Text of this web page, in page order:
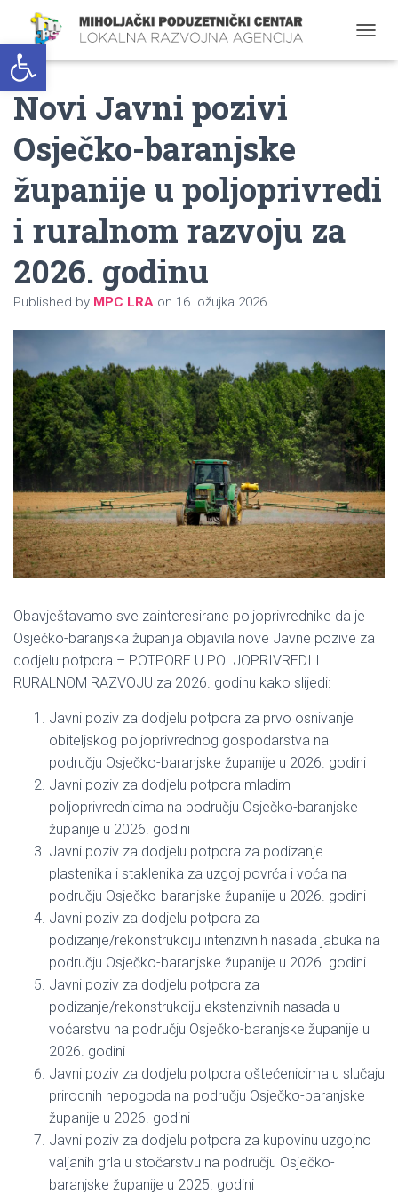
Open toolbar
O
V
Novi Javni pozivi
Osječko-baranjske
županije u poljoprivredi
i ruralnom razvoju za
2026. godinu
Published by MPC LRA on 16. ožujka 2026.
Obavještavamo sve zainteresirane poljoprivrednike da je
Osječko-baranjska županija objavila nove Javne pozive za
dodjelu potpora – POTPORE U POLJOPRIVREDI I
RURALNOM RAZVOJU za 2026. godinu kako slijedi:
Javni poziv za dodjelu potpora za prvo osnivanje
obiteljskog poljoprivrednog gospodarstva na
području Osječko-baranjske županije u 2026. godini
Javni poziv za dodjelu potpora mladim
poljoprivrednicima na području Osječko-baranjske
županije u 2026. godini
Javni poziv za dodjelu potpora za podizanje
plastenika i staklenika za uzgoj povrća i voća na
području Osječko-baranjske županije u 2026. godini
Javni poziv za dodjelu potpora za
podizanje/rekonstrukciju intenzivnih nasada jabuka na
području Osječko-baranjske županije u 2026. godini
Javni poziv za dodjelu potpora za
podizanje/rekonstrukciju ekstenzivnih nasada u
voćarstvu na području Osječko-baranjske županije u
2026. godini
Javni poziv za dodjelu potpora oštećenicima u slučaju
prirodnih nepogoda na području Osječko-baranjske
županije u 2026. godini
Javni poziv za dodjelu potpora za kupovinu uzgojno
valjanih grla u stočarstvu na području Osječko-
baranjske županije u 2025. godini